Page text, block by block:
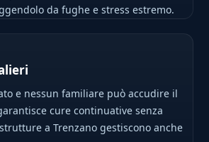
da fughe e stress estremo.
e nessun familiare può accudire il
cure continuative senza
a Trenzano gestiscono anche